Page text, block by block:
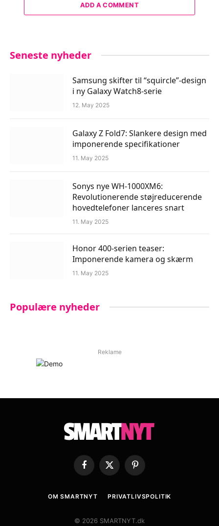
ADD A COMMENT
Seneste nyheder
Samsung skifter til “squircle”-design
i ny Galaxy Watch8-serie
12. May 2025
Galaxy Z Fold7: Slankere design med
imponerende specifikationer
11. May 2025
Sonys nye WH-1000XM6:
Revolutionerende støjreducerende
hovedtelefoner lanceres snart
11. May 2025
Honor 400-serien teaser:
Imponerende kamera og skærm
11. May 2025
Populære nyheder
Reklame
Facebook
X
(Twitter)
Pinterest
OM SMARTNYT PRIVATLIVSPOLITIK
© 2026 SMARTNYT.dk